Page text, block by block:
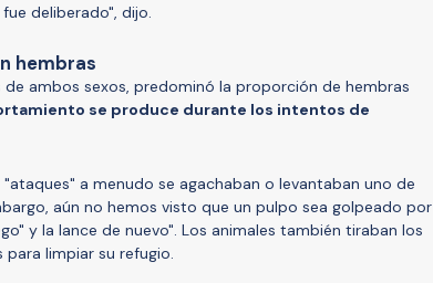
deliberado", dijo.
hembras
ambos sexos, predominó la proporción de hembras
se produce durante los intentos de
a menudo se agachaban o levantaban uno de
aún no hemos visto que un pulpo sea golpeado por
y la lance de nuevo". Los animales también tiraban los
limpiar su refugio.